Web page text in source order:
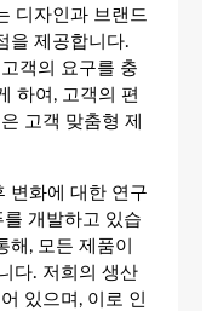
디자인과 브랜드
을 제공합니다.
객의 요구를 충
하여, 고객의 편
고객 맞춤형 제
변화에 대한 연구
개발하고 있습
, 모든 제품이
다. 저희의 생산
있으며, 이로 인